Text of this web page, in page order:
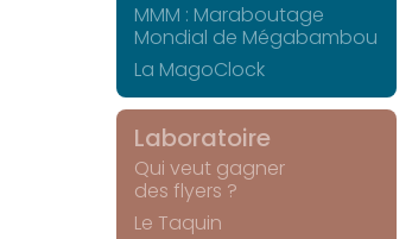
MMM : Maraboutage
Mondial de Mégabambou
La MagoClock
Laboratoire
Qui veut gagner
des flyers ?
Le Taquin